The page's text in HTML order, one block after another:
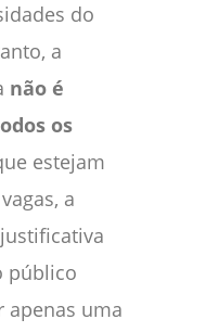
do
a
não é
os
estejam
a
público
apenas uma